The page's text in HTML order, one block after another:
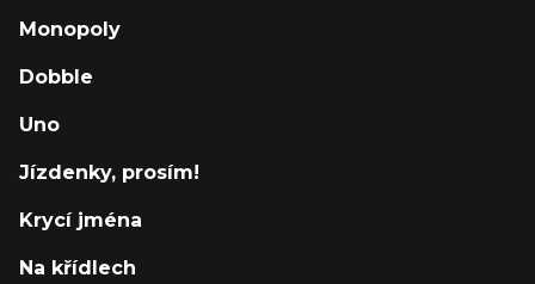
Monopoly
Dobble
Uno
Jízdenky, prosím!
Krycí jména
Na křídlech